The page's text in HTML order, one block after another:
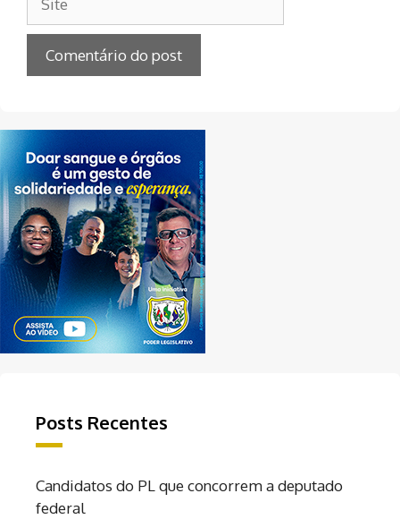
Posts Recentes
Candidatos do PL que concorrem a deputado
federal